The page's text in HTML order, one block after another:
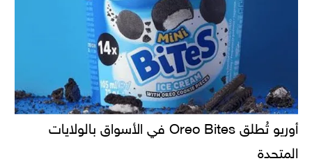
أوريو تُطلق Oreo Bites في الأسواق بالولايات
المتحدة